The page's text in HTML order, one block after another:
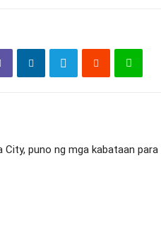
City, puno ng mga kabataan